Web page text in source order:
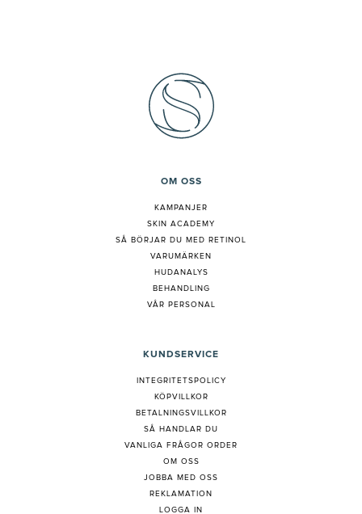
OM OSS
KAMPANJER
SKIN ACADEMY
SÅ BÖRJAR DU MED RETINOL
VARUMÄRKEN
HUDANALYS
BEHANDLING
VÅR PERSONAL
KUNDSERVICE
INTEGRITETSPOLICY
KÖPVILLKOR
BETALNINGSVILLKOR
SÅ HANDLAR DU
VANLIGA FRÅGOR ORDER
OM OSS
JOBBA MED OSS
REKLAMATION
LOGGA IN